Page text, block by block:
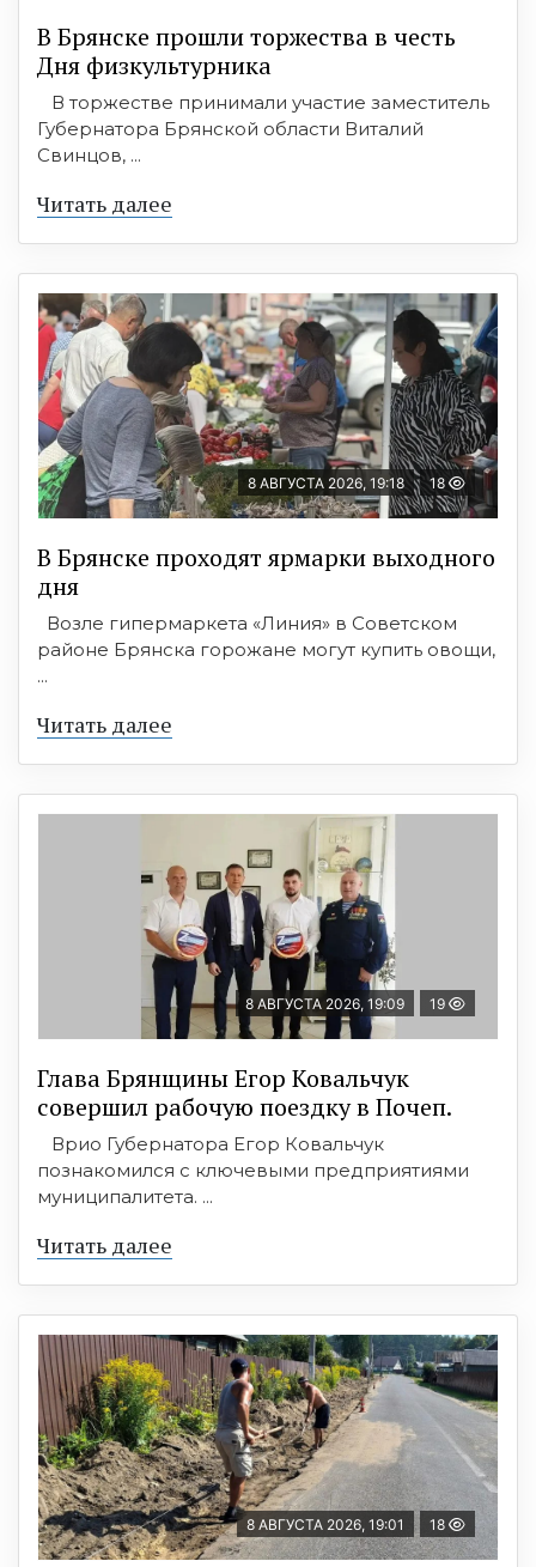
В Брянске прошли торжества в честь
Дня физкультурника
В торжестве принимали участие заместитель
Губернатора Брянской области Виталий
Свинцов, ...
Читать далее
8 АВГУСТА 2026, 19:18 18
В Брянске проходят ярмарки выходного
дня
Возле гипермаркета «Линия» в Советском
районе Брянска горожане могут купить овощи,
...
Читать далее
8 АВГУСТА 2026, 19:09 19
Глава Брянщины Егор Ковальчук
совершил рабочую поездку в Почеп.
Врио Губернатора Егор Ковальчук
познакомился с ключевыми предприятиями
муниципалитета. ...
Читать далее
8 АВГУСТА 2026, 19:01 18